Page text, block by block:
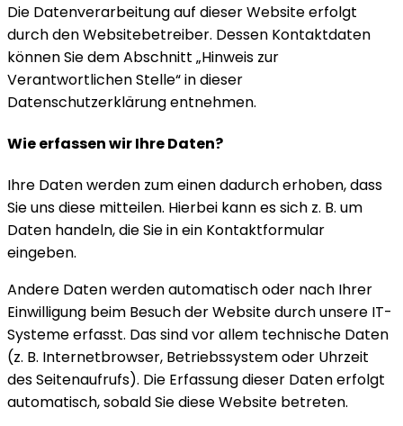
Die Datenverarbeitung auf dieser Website erfolgt
durch den Websitebetreiber. Dessen Kontaktdaten
können Sie dem Abschnitt „Hinweis zur
Verantwortlichen Stelle“ in dieser
Datenschutzerklärung entnehmen.
Wie erfassen wir Ihre Daten?
Ihre Daten werden zum einen dadurch erhoben, dass
Sie uns diese mitteilen. Hierbei kann es sich z. B. um
Daten handeln, die Sie in ein Kontaktformular
eingeben.
Andere Daten werden automatisch oder nach Ihrer
Einwilligung beim Besuch der Website durch unsere IT-
Systeme erfasst. Das sind vor allem technische Daten
(z. B. Internetbrowser, Betriebssystem oder Uhrzeit
des Seitenaufrufs). Die Erfassung dieser Daten erfolgt
automatisch, sobald Sie diese Website betreten.